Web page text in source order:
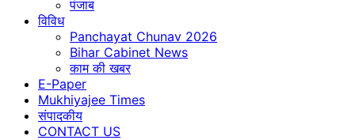
पंजाब
विविध
Panchayat Chunav 2026
Bihar Cabinet News
काम की खबर
E-Paper
Mukhiyajee Times
संपादकीय
CONTACT US